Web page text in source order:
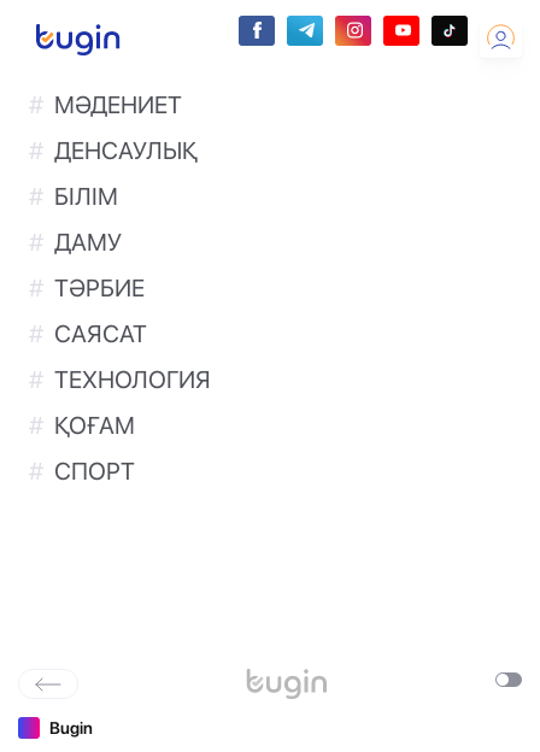
МӘДЕНИЕТ
ДЕНСАУЛЫҚ
БІЛІМ
ДАМУ
ТӘРБИЕ
САЯСАТ
ТЕХНОЛОГИЯ
ҚОҒАМ
СПОРТ
Bugin